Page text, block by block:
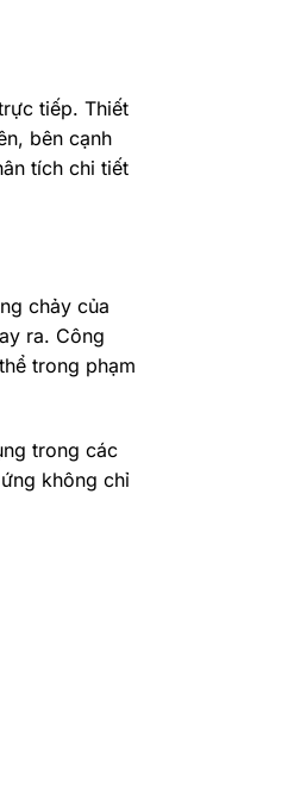
tiếp. Thiết
bên cạnh
tích chi tiết
chảy của
ra. Công
trong phạm
trong các
không chỉ